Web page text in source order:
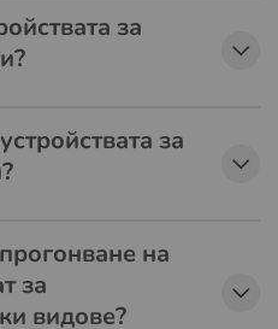
за
за
на
за
видове?